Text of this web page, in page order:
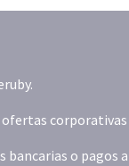
o pagos